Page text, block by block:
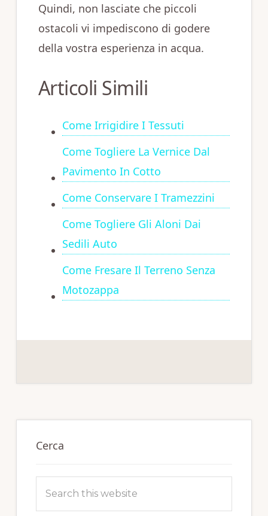
Quindi, non lasciate che piccoli
ostacoli vi impediscono di godere
della vostra esperienza in acqua.
Articoli Simili
Come Irrigidire I Tessuti
Come Togliere La Vernice Dal
Pavimento In Cotto
Come Conservare I Tramezzini
Come Togliere Gli Aloni Dai
Sedili Auto
Come Fresare Il Terreno Senza
Motozappa
Primary
Sidebar
Cerca
this